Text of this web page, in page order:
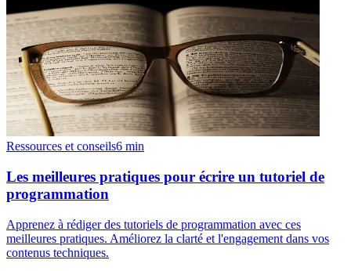
Ressources et conseils6 min
Les meilleures pratiques pour écrire un tutoriel de
programmation
Apprenez à rédiger des tutoriels de programmation avec ces
meilleures pratiques. Améliorez la clarté et l'engagement dans vos
contenus techniques.